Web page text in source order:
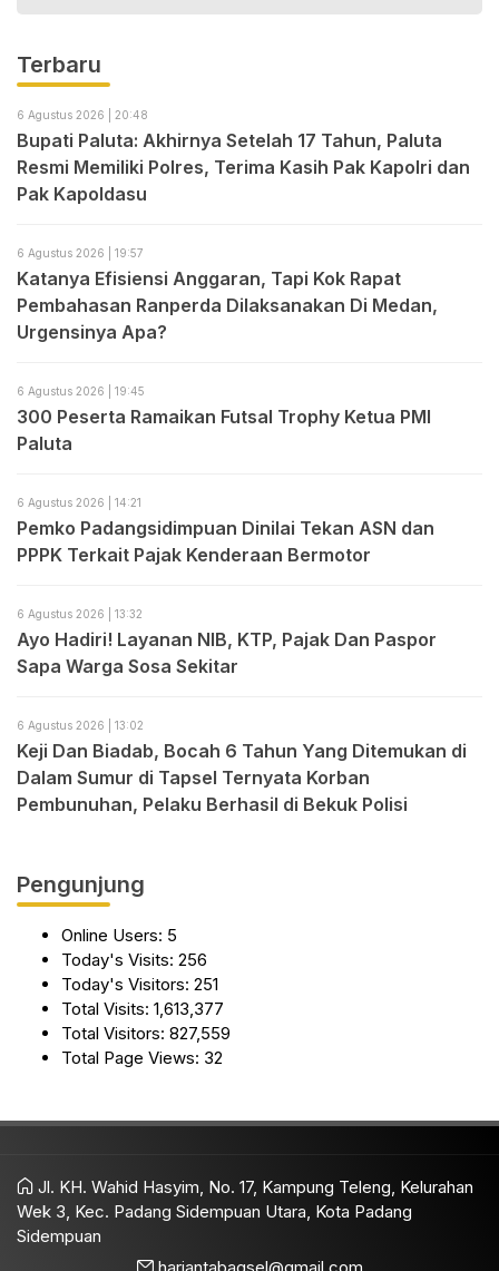
Terbaru
6 Agustus 2026 | 20:48
Bupati Paluta: Akhirnya Setelah 17 Tahun, Paluta
Resmi Memiliki Polres, Terima Kasih Pak Kapolri dan
Pak Kapoldasu
6 Agustus 2026 | 19:57
Katanya Efisiensi Anggaran, Tapi Kok Rapat
Pembahasan Ranperda Dilaksanakan Di Medan,
Urgensinya Apa?
6 Agustus 2026 | 19:45
300 Peserta Ramaikan Futsal Trophy Ketua PMI
Paluta
6 Agustus 2026 | 14:21
Pemko Padangsidimpuan Dinilai Tekan ASN dan
PPPK Terkait Pajak Kenderaan Bermotor
6 Agustus 2026 | 13:32
Ayo Hadiri! Layanan NIB, KTP, Pajak Dan Paspor
Sapa Warga Sosa Sekitar
6 Agustus 2026 | 13:02
Keji Dan Biadab, Bocah 6 Tahun Yang Ditemukan di
Dalam Sumur di Tapsel Ternyata Korban
Pembunuhan, Pelaku Berhasil di Bekuk Polisi
Pengunjung
Online Users: 5
Today's Visits: 256
Today's Visitors: 251
Total Visits: 1,613,377
Total Visitors: 827,559
Total Page Views: 32
Jl. KH. Wahid Hasyim, No. 17, Kampung Teleng, Kelurahan
Wek 3, Kec. Padang Sidempuan Utara, Kota Padang
Sidempuan
hariantabagsel@gmail.com